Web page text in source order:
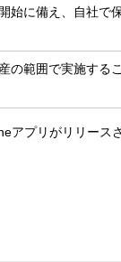
始に備え、自社で
の範囲で実施する
アプリがリリース